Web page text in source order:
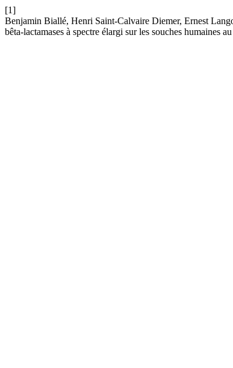
[1]
Benjamin Biallé, Henri Saint-Calvaire Diemer, Ernest
bêta-lactamases à spectre élargi sur les souches